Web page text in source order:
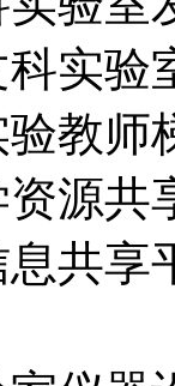
实验
教师
源共
共